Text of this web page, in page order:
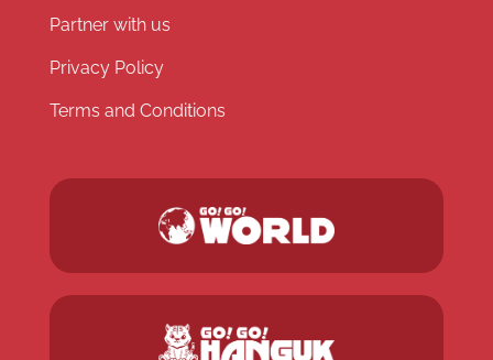
Partner with us
Privacy Policy
Terms and Conditions